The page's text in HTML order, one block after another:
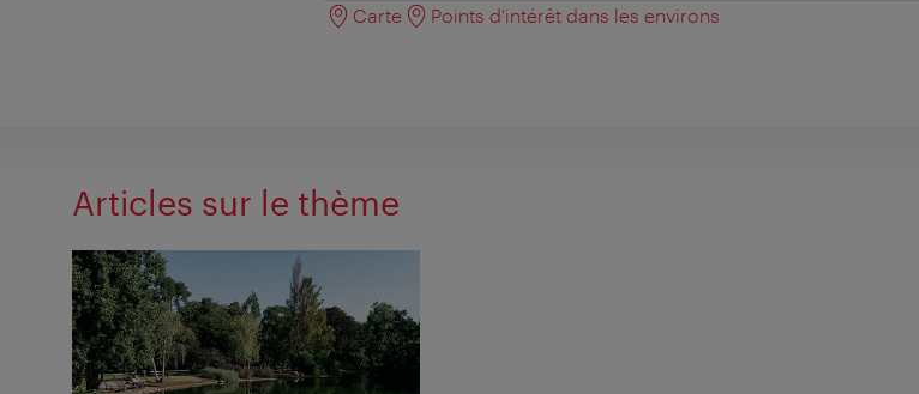
Carte
Points d'intérêt dans les environs
Articles sur le thème